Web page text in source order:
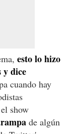
esto lo hizo
y dice
cuando hay
show
de algún